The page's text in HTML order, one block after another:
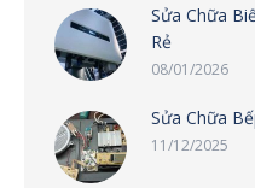
Sửa Chữa
Rẻ
08/01/2026
Sửa Chữa
11/12/2025